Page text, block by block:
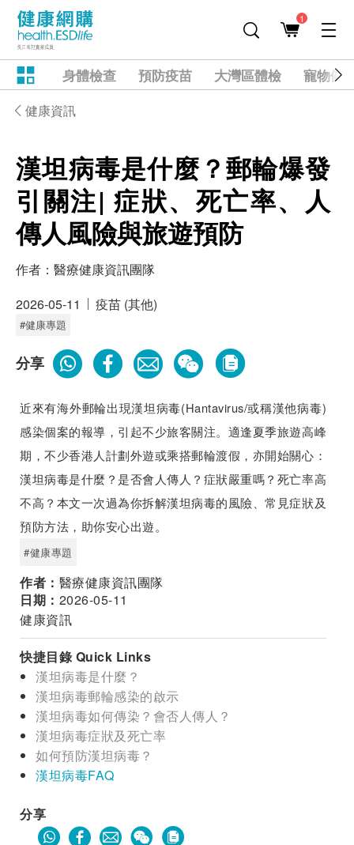
1
身體檢查 預防疫苗 大灣區體檢 寵物健
健康資訊
漢坦病毒是什麼？郵輪爆發
引關注| 症狀、死亡率、人
傳人風險與旅遊預防
作者： 醫療健康資訊團隊
2026-05-11
疫苗 (其他)
#健康專題
分享
近來有海外郵輪出現漢坦病毒(Hantavirus/或稱漢他病毒)
感染個案的報導，引起不少旅客關注。適逢夏季旅遊高峰
期，不少香港人計劃外遊或乘搭郵輪渡假，亦開始關心：
漢坦病毒是什麼？是否會人傳人？症狀嚴重嗎？死亡率高
不高？本文一次過為你拆解漢坦病毒的風險、常見症狀及
預防方法，助你安心出遊。
#健康專題
作者： 醫療健康資訊團隊
日期： 2026-05-11
健康資訊
快捷目錄 Quick Links
漢坦病毒是什麼？
漢坦病毒郵輪感染的啟示
漢坦病毒如何傳染？會否人傳人？
漢坦病毒症狀及死亡率
如何預防漢坦病毒？
漢坦病毒FAQ
分享